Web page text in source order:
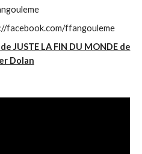
facebook.com/ffangouleme
JUSTE LA FIN DU MONDE de
Dolan